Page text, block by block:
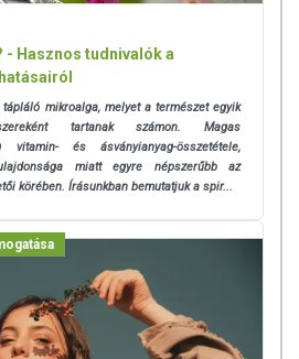
- Hasznos tudnivalók a
mikroalga, melyet a természet egyik
tartanak számon. Magas
vitamin- és ásványianyag-összetétele,
miatt egyre népszerűbb az
körében. Írásunkban bemutatjuk a spir...